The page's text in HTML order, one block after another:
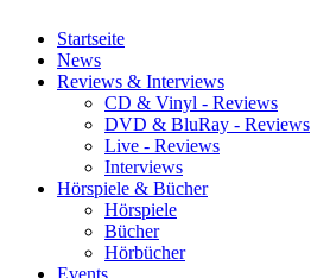
Startseite
News
Reviews & Interviews
CD & Vinyl - Reviews
DVD & BluRay - Reviews
Live - Reviews
Interviews
Hörspiele & Bücher
Hörspiele
Bücher
Hörbücher
Events